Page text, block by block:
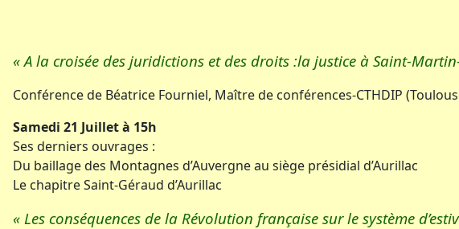
« A la croisée des juridictions et des droits :la justice à Saint-
Conférence de Béatrice Fourniel, Maître de conférences-CTHDIP
Samedi 21 Juillet à 15h
Ses derniers ouvrages :
Du baillage des Montagnes d’Auvergne au siège présidial d’Aurillac
Le chapitre Saint-Géraud d’Aurillac
« Les conséquences de la Révolution française sur le système